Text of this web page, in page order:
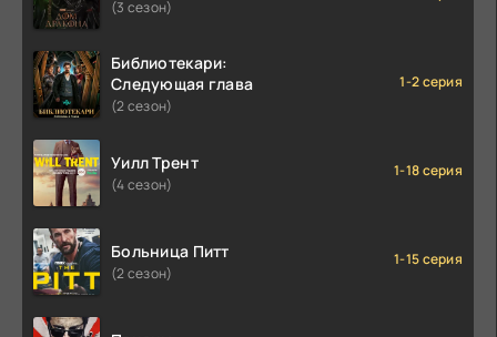
(3 сезон)
Библиотекари:
Следующая глава
(2 сезон)
1-2 серия
Уилл Трент
(4 сезон)
1-18 серия
Больница Питт
(2 сезон)
1-15 серия